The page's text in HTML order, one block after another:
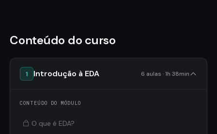
Conteúdo do curso
1 Introdução à EDA 6 aulas · 1h 38min
CONTEÚDO DO MÓDULO
O que é EDA?